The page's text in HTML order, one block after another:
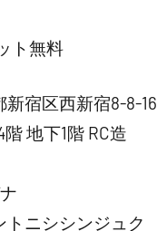
ト無料
宿区西新宿8-8-16
地下1階 RC造
トニシシンジュク